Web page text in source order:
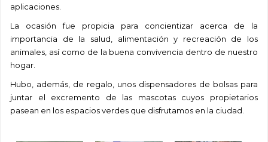
aplicaciones.
La ocasión fue propicia para concientizar acerca de la
importancia de la salud, alimentación y recreación de los
animales, así como de la buena convivencia dentro de nuestro
hogar.
Hubo, además, de regalo, unos dispensadores de bolsas para
juntar el excremento de las mascotas cuyos propietarios
pasean en los espacios verdes que disfrutamos en la ciudad.